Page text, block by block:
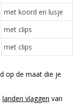
met koord en lusje
met clips
met clips
op de maat die je
landen vlaggen van